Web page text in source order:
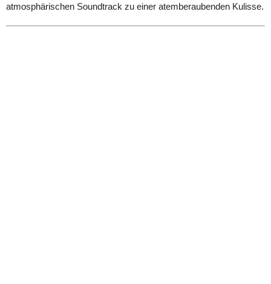
atmosphärischen Soundtrack zu einer atemberaubenden Kulisse.